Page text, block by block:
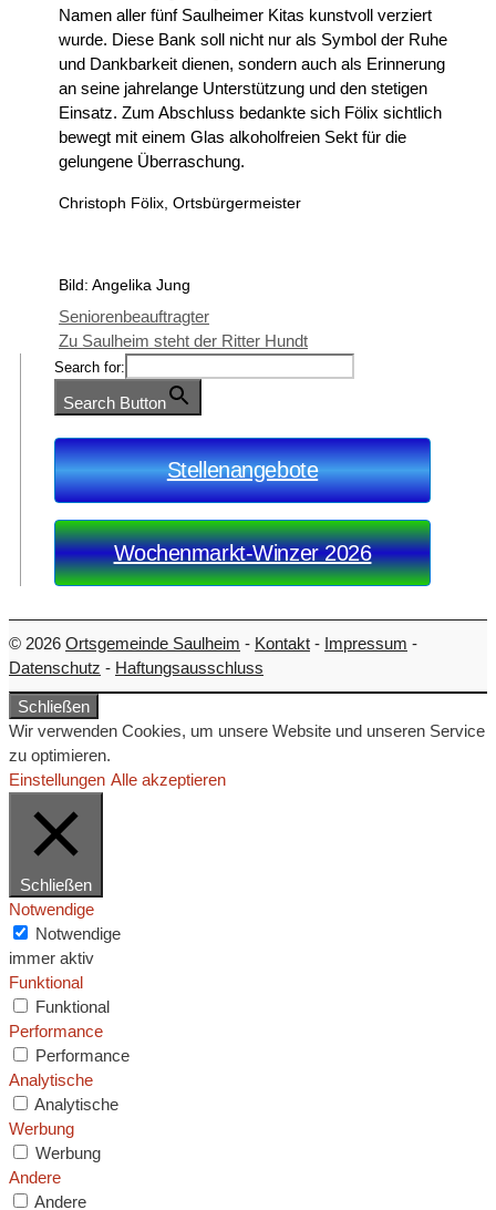
Namen aller fünf Saulheimer Kitas kunstvoll verziert
wurde. Diese Bank soll nicht nur als Symbol der Ruhe
und Dankbarkeit dienen, sondern auch als Erinnerung
an seine jahrelange Unterstützung und den stetigen
Einsatz. Zum Abschluss bedankte sich Fölix sichtlich
bewegt mit einem Glas alkoholfreien Sekt für die
gelungene Überraschung.
Christoph Fölix, Ortsbürgermeister
Bild: Angelika Jung
Seniorenbeauftragter
Zu Saulheim steht der Ritter Hundt
Search for:
Search Button
Stellenangebote
Wochenmarkt-Winzer 2026
© 2026 Ortsgemeinde Saulheim - Kontakt - Impressum -
Datenschutz - Haftungsausschluss
Schließen
Wir verwenden Cookies, um unsere Website und unseren Service
zu optimieren.
Einstellungen Alle akzeptieren
Schließen
Notwendige
Notwendige
immer aktiv
Funktional
Funktional
Performance
Performance
Analytische
Analytische
Werbung
Werbung
Andere
Andere